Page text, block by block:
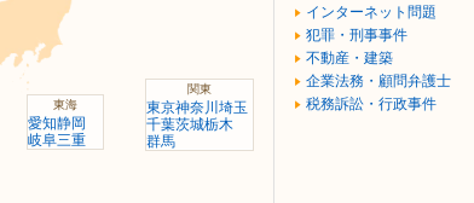
関東
東京神奈川 埼玉
千葉茨城栃木
群馬
東海
愛知静岡
岐阜三重
インターネット問題
犯罪・刑事事件
不動産・建築
企業法務・顧問弁護士
税務訴訟・行政事件